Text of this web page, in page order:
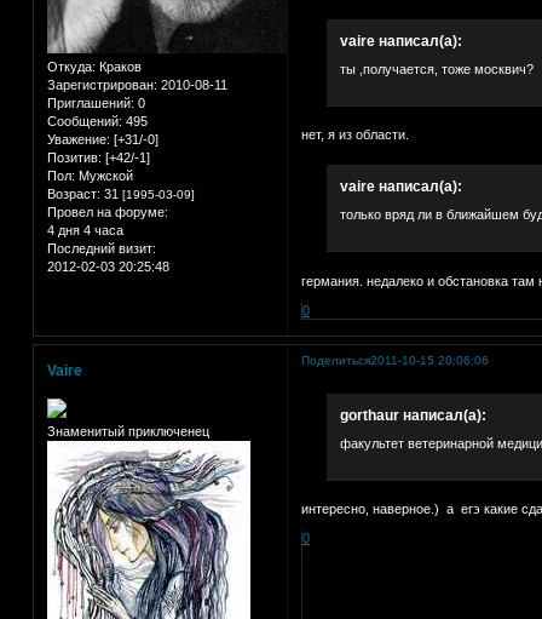
Откуда: Краков
Зарегистрирован: 2010-08-11
Приглашений: 0
Сообщений: 495
Уважение: [+31/-0]
Позитив: [+42/-1]
Пол: Мужской
Возраст: 31 [1995-03-09]
Провел на форуме:
4 дня 4 часа
Последний визит:
2012-02-03 20:25:48
vaire написал(а):
ты ,получается, тоже москвич?
нет, я из области.
vaire написал(а):
только вряд ли в ближайшем
германия. недалеко и обстановка
0
Поделиться2011-10-15 20:06:06
Vaire
Знаменитый приключенец
gorthaur написал(а):
факультет ветеринарной
интересно, наверное.) а егэ какие
0